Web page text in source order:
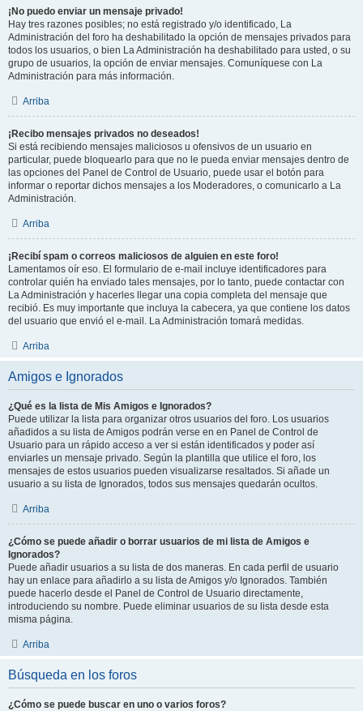
¡No puedo enviar un mensaje privado!
Hay tres razones posibles; no está registrado y/o identificado, La
Administración del foro ha deshabilitado la opción de mensajes privados para
todos los usuarios, o bien La Administración ha deshabilitado para usted, o su
grupo de usuarios, la opción de enviar mensajes. Comuníquese con La
Administración para más información.
Arriba
¡Recibo mensajes privados no deseados!
Si está recibiendo mensajes maliciosos u ofensivos de un usuario en
particular, puede bloquearlo para que no le pueda enviar mensajes dentro de
las opciones del Panel de Control de Usuario, puede usar el botón para
informar o reportar dichos mensajes a los Moderadores, o comunicarlo a La
Administración.
Arriba
¡Recibí spam o correos maliciosos de alguien en este foro!
Lamentamos oír eso. El formulario de e-mail incluye identificadores para
controlar quién ha enviado tales mensajes, por lo tanto, puede contactar con
La Administración y hacerles llegar una copia completa del mensaje que
recibió. Es muy importante que incluya la cabecera, ya que contiene los datos
del usuario que envió el e-mail. La Administración tomará medidas.
Arriba
Amigos e Ignorados
¿Qué es la lista de Mis Amigos e Ignorados?
Puede utilizar la lista para organizar otros usuarios del foro. Los usuarios
añadidos a su lista de Amigos podrán verse en en Panel de Control de
Usuario para un rápido acceso a ver si están identificados y poder así
enviarles un mensaje privado. Según la plantilla que utilice el foro, los
mensajes de estos usuarios pueden visualizarse resaltados. Si añade un
usuario a su lista de Ignorados, todos sus mensajes quedarán ocultos.
Arriba
¿Cómo se puede añadir o borrar usuarios de mi lista de Amigos e
Ignorados?
Puede añadir usuarios a su lista de dos maneras. En cada perfil de usuario
hay un enlace para añadirlo a su lista de Amigos y/o Ignorados. También
puede hacerlo desde el Panel de Control de Usuario directamente,
introduciendo su nombre. Puede eliminar usuarios de su lista desde esta
misma página.
Arriba
Búsqueda en los foros
¿Cómo se puede buscar en uno o varios foros?